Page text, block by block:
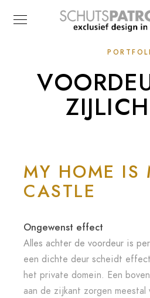
MY HOME IS
CASTLE
Ongewenst effect
Alles achter de voordeur is
een dichte deur scheidt
het private domein. Een
aan de zijkant zorgen